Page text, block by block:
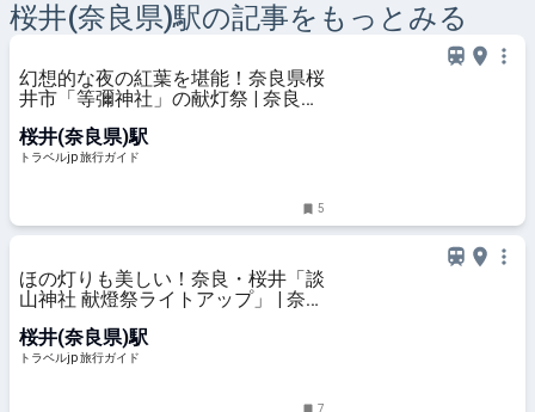
桜井(奈良県)駅の記事をもっとみる
幻想的な夜の紅葉を堪能！奈良県桜
井市「等彌神社」の献灯祭 | 奈良県
桜井(奈良県)駅
トラベルjp 旅行ガイド
5
ほの灯りも美しい！奈良・桜井「談
山神社 献燈祭ライトアップ」 | 奈良
桜井(奈良県)駅
トラベルjp 旅行ガイド
7